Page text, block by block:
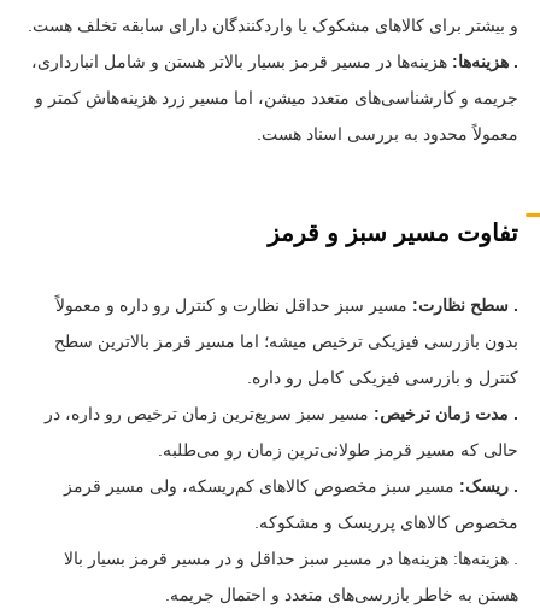
و بیشتر برای کالاهای مشکوک یا واردکنندگان دارای سابقه تخلف هست.
. هزینه‌ها: هزینه‌ها در مسیر قرمز بسیار بالاتر هستن و شامل انبارداری،
جریمه و کارشناسی‌های متعدد میشن، اما مسیر زرد هزینه‌هاش کمتر و
معمولاً محدود به بررسی اسناد هست.
تفاوت مسیر سبز و قرمز
. سطح نظارت: مسیر سبز حداقل نظارت و کنترل رو داره و معمولاً
بدون بازرسی فیزیکی ترخیص میشه؛ اما مسیر قرمز بالاترین سطح
کنترل و بازرسی فیزیکی کامل رو داره.
. مدت زمان ترخیص: مسیر سبز سریع‌ترین زمان ترخیص رو داره، در
حالی که مسیر قرمز طولانی‌ترین زمان رو می‌طلبه.
. ریسک: مسیر سبز مخصوص کالاهای کم‌ریسکه، ولی مسیر قرمز
مخصوص کالاهای پرریسک و مشکوکه.
. هزینه‌ها: هزینه‌ها در مسیر سبز حداقل و در مسیر قرمز بسیار بالا
هستن به خاطر بازرسی‌های متعدد و احتمال جریمه.